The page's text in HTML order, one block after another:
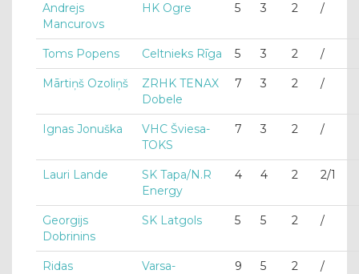
Andrejs
Mancurovs
HK Ogre 5 3 2 /
Toms Popens Celtnieks Rīga 5 3 2 /
Mārtiņš Ozoliņš
ZRHK TENAX
Dobele
7 3 2 /
Ignas Jonuška
VHC Šviesa-
TOKS
7 3 2 /
Lauri Lande
SK Tapa/N.R
Energy
4 4 2 2/1
Georgijs
Dobrinins
SK Latgols 5 5 2 /
Ridas
Varsa-
9 5 2 /